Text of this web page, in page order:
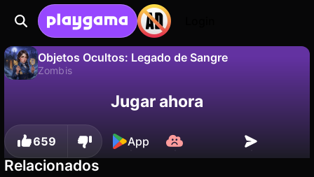
Objetos Ocultos: Legado de Sangre
Zombis
¡Guarda el progreso!Jugar ahora
659 App
Relacionados